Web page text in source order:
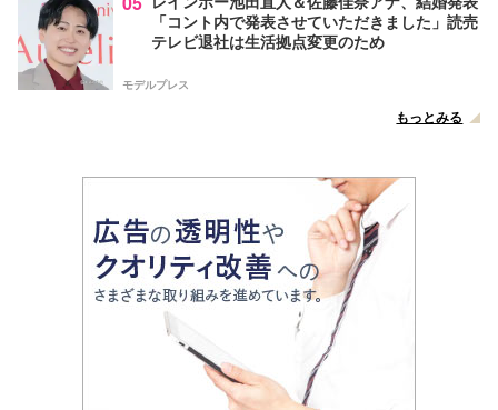
「コント内で発表させていただきました」読売
テレビ退社は生活拠点変更のため
モデルプレス
もっとみる